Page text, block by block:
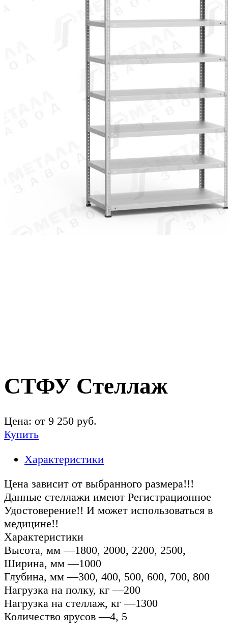
СТФУ Стеллаж
Цена: от 9 250 руб.
Купить
Характеристики
Цена зависит от выбранного размера!!!
Данные стеллажи имеют Регистрационное
Удостоверение!! И может использоваться в
медицине!!
Характеристики
Высота, мм —1800, 2000, 2200, 2500,
Ширина, мм —1000
Глубина, мм —300, 400, 500, 600, 700, 800
Нагрузка на полку, кг —200
Нагрузка на стеллаж, кг —1300
Количество ярусов —4, 5